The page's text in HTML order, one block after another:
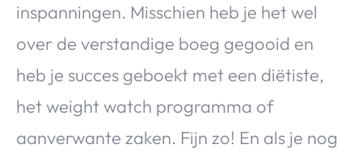
VALERIE'S CHOICE
Food & Drinks Health & Beauty
Huis & Tuin
Travel
Lifestyle
inspanningen. Misschien heb je het wel
over de verstandige boeg gegooid en
heb je succes geboekt met een diëtiste,
het weight watch programma of
aanverwante zaken. Fijn zo! En als je nog